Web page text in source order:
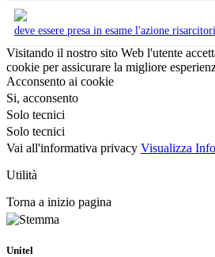
deve essere presa in esame l'azione
Visitando il nostro sito Web l'utente
cookie per assicurare la migliore
Acconsento ai cookie
Si, acconsento
Solo tecnici
Solo tecnici
Vai all'informativa privacy Visualizza
Utilità
Torna a inizio pagina
Unitel